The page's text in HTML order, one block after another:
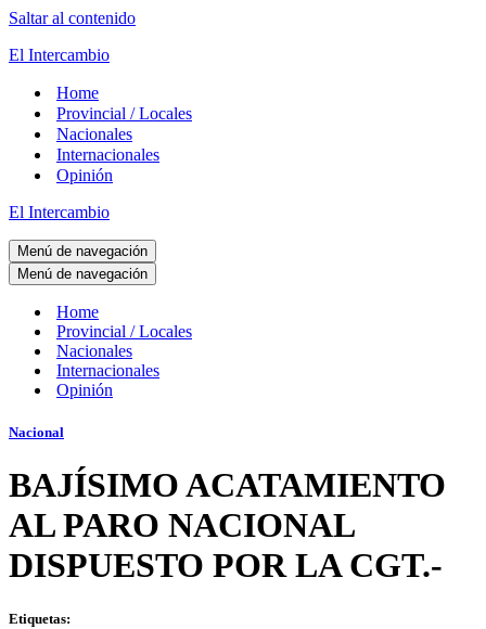
Saltar al contenido
El Intercambio
Home
Provincial / Locales
Nacionales
Internacionales
Opinión
El Intercambio
Menú de navegación
Menú de navegación
Home
Provincial / Locales
Nacionales
Internacionales
Opinión
Nacional
BAJÍSIMO ACATAMIENTO
AL PARO NACIONAL
DISPUESTO POR LA CGT.-
Etiquetas: